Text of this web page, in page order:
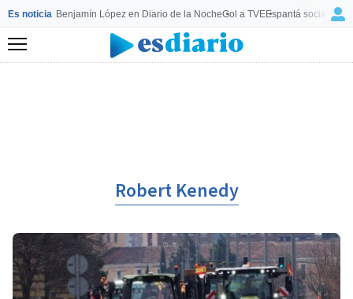
Es noticia Benjamín López en Diario de la NocheGol a TVEEspantá socialista
Menú
Robert Kenedy